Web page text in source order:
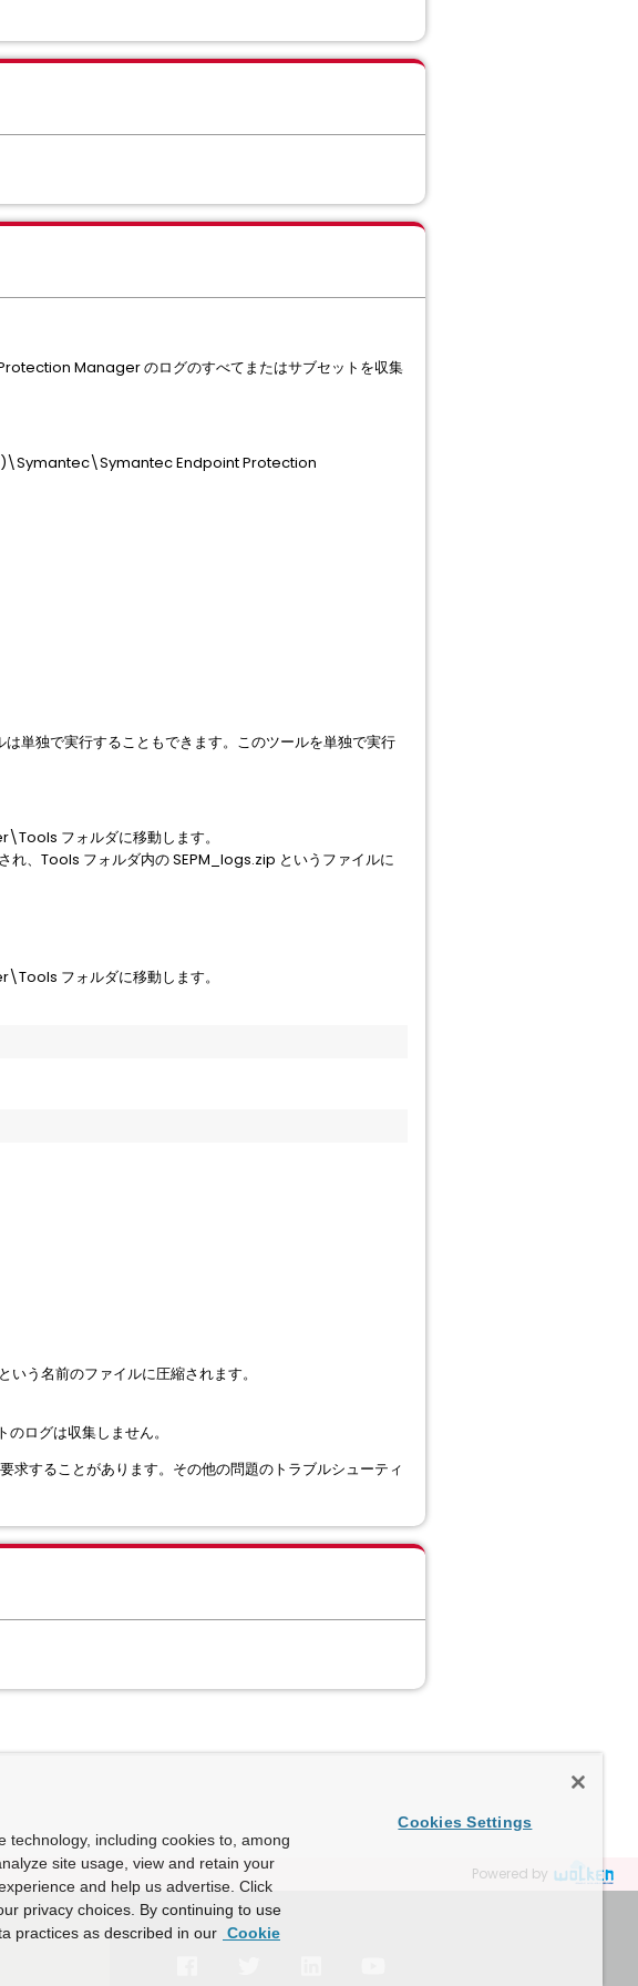
Manager のログのすべてまたはサブセットを収集
Endpoint Protection
単独で実行することもできます。このツールを単独で実行
フォルダに移動します。
、Tools フォルダ内の SEPM_logs.zip というファイルに
フォルダに移動します。
う名前のファイルに圧縮されます。
ログは収集しません。
求することがあります。その他の問題のトラブルシューティ
Powered by
technology, including cookies to, among
site usage, view and retain your
and help us advertise. Click
privacy choices. By continuing to use
practices as described in our Cookie
Cookies Settings